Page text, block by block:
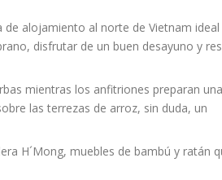
alojamiento al norte de Vietnam
disfrutar de un buen desayuno y
mientras los anfitriones preparan
las terrezas de arroz, sin duda, un
H´Mong, muebles de bambú y ratán